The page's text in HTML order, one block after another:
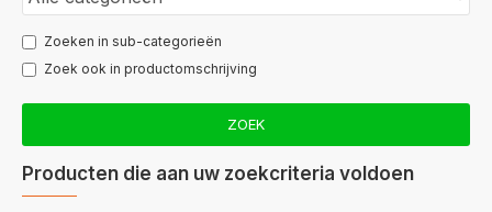
Zoeken in sub-categorieën
Zoek ook in productomschrijving
ZOEK
Producten die aan uw zoekcriteria voldoen